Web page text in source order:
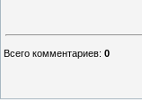
Всего комментариев: 0